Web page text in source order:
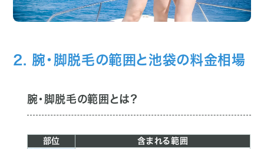
2. 腕・脚脱毛の範囲と池袋の料金相場
腕・脚脱毛の範囲とは？
部位
含まれる範囲